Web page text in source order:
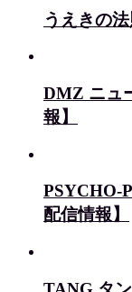
うえきの
DMZ ニュ
報】
PSYCHO-
配信情報】